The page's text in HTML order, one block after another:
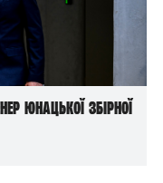
юнацької збірної